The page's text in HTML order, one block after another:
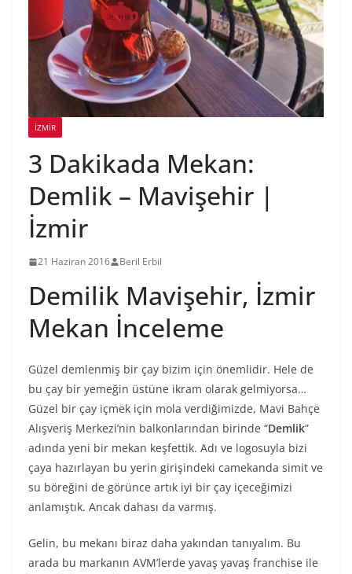
İZMIR
3 Dakikada Mekan:
Demlik – Mavişehir |
İzmir
21 Haziran 2016 Beril Erbil
Demilik Mavişehir, İzmir
Mekan İnceleme
Güzel demlenmiş bir çay bizim için önemlidir. Hele de
bu çay bir yemeğin üstüne ikram olarak gelmiyorsa…
Güzel bir çay içmek için mola verdiğimizde, Mavi Bahçe
Alışveriş Merkezi’nin balkonlarından birinde “Demlik”
adında yeni bir mekan keşfettik. Adı ve logosuyla bizi
çaya hazırlayan bu yerin girişindeki camekanda simit ve
su böreğini de görünce artık iyi bir çay içeceğimizi
anlamıştık. Ancak dahası da varmış.
Gelin, bu mekanı biraz daha yakından tanıyalım. Bu
arada bu markanın AVM’lerde yavaş yavaş franchise ile